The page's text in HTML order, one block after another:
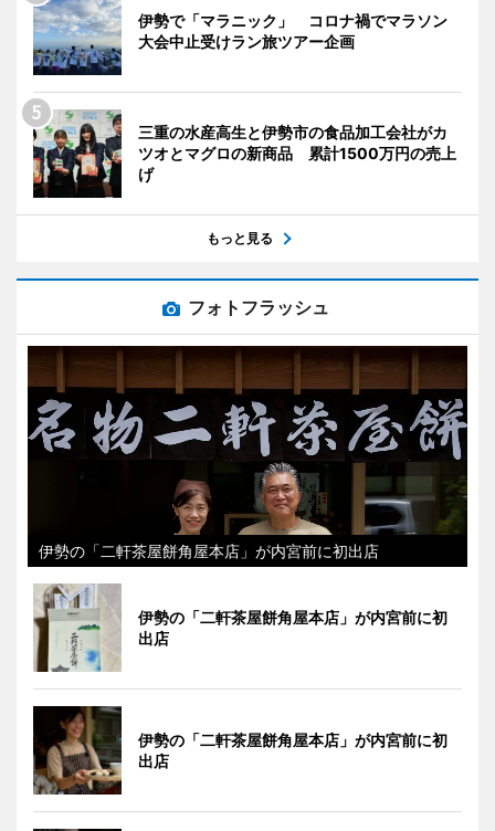
伊勢で「マラニック」 コロナ禍でマラソン
大会中止受けラン旅ツアー企画
三重の水産高生と伊勢市の食品加工会社がカ
ツオとマグロの新商品 累計1500万円の売上
げ
もっと見る
フォトフラッシュ
伊勢の「二軒茶屋餅角屋本店」が内宮前に初出店
伊勢の「二軒茶屋餅角屋本店」が内宮前に初
出店
伊勢の「二軒茶屋餅角屋本店」が内宮前に初
出店